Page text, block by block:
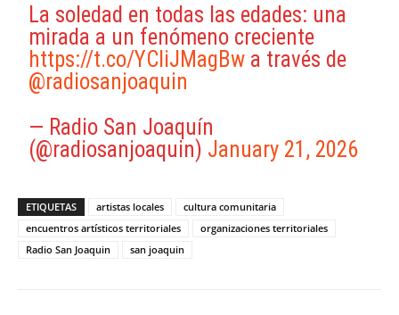
La soledad en todas las edades: una
mirada a un fenómeno creciente
https://t.co/YCIiJMagBw a través de
@radiosanjoaquin
— Radio San Joaquín
(@radiosanjoaquin) January 21, 2026
ETIQUETAS artistas locales
cultura comunitaria
encuentros artísticos territoriales
organizaciones territoriales
Radio San Joaquin
san joaquin